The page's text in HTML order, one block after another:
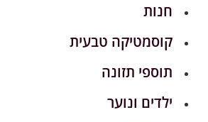
חנות
קוסמטיקה טבעית
תוספי תזונה
ילדים ונוער